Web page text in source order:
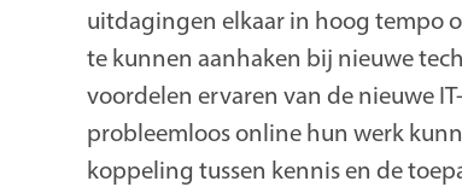
uitdagingen elkaar in hoog tempo
te kunnen aanhaken bij nieuwe
voordelen ervaren van de nieuwe
probleemloos online hun werk
koppeling tussen kennis en de